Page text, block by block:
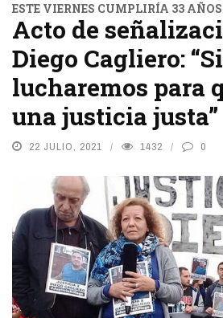
ESTE VIERNES CUMPLIRÍA 33 AÑOS
Acto de
Diego Cagliero:
lucharemos para
una justicia justa”
22 JULIO, 2021 1432 0